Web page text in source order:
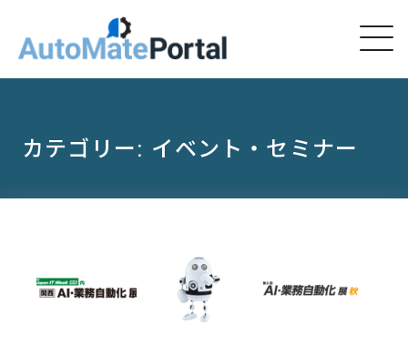
カテゴリー: イベント・セミナー